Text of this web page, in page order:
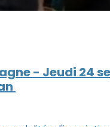
- Jeudi 24